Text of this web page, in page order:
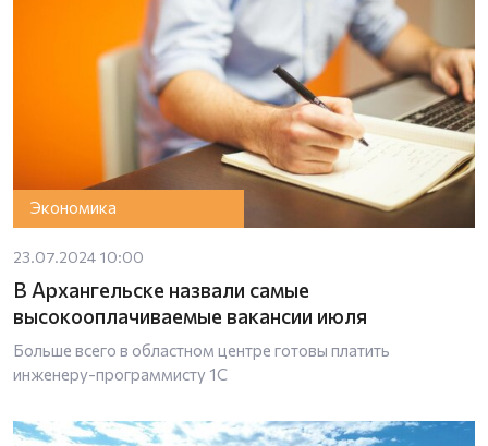
Экономика
23.07.2024 10:00
В Архангельске назвали самые
высокооплачиваемые вакансии июля
Больше всего в областном центре готовы платить
инженеру-программисту 1С